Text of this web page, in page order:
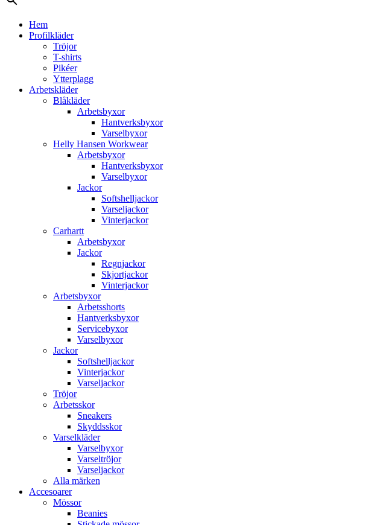
Hem
Profilkläder
Tröjor
T-shirts
Pikéer
Ytterplagg
Arbetskläder
Blåkläder
Arbetsbyxor
Hantverksbyxor
Varselbyxor
Helly Hansen Workwear
Arbetsbyxor
Hantverksbyxor
Varselbyxor
Jackor
Softshelljackor
Varseljackor
Vinterjackor
Carhartt
Arbetsbyxor
Jackor
Regnjackor
Skjortjackor
Vinterjackor
Arbetsbyxor
Arbetsshorts
Hantverksbyxor
Servicebyxor
Varselbyxor
Jackor
Softshelljackor
Vinterjackor
Varseljackor
Tröjor
Arbetsskor
Sneakers
Skyddsskor
Varselkläder
Varselbyxor
Varseltröjor
Varseljackor
Alla märken
Accesoarer
Mössor
Beanies